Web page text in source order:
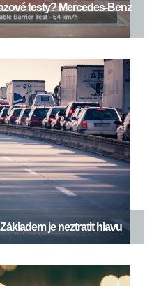
testy? Mercedes-Benz
je neztratit hlavu